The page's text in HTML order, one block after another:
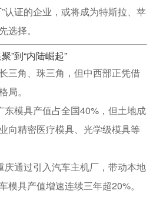
认证的企业，或将成为特斯拉、苹
选择。
”到“内陆崛起”
三角、珠三角，但中西部正凭借
局。
东模具产值占全国40%，但土地成
向精密医疗模具、光学级模具等
庆通过引入汽车主机厂，带动本地
模具产值增速连续三年超20%。